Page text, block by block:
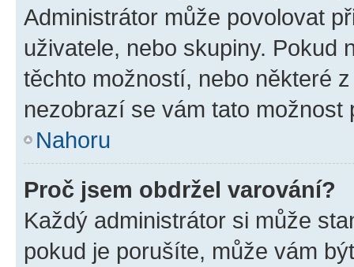
Administrátor může povolovat
uživatele, nebo skupiny. Pokud
těchto možností, nebo některé
nezobrazí se vám tato
Nahoru
Proč jsem obdržel varování?
Každý administrátor si může
pokud je porušíte, může vám